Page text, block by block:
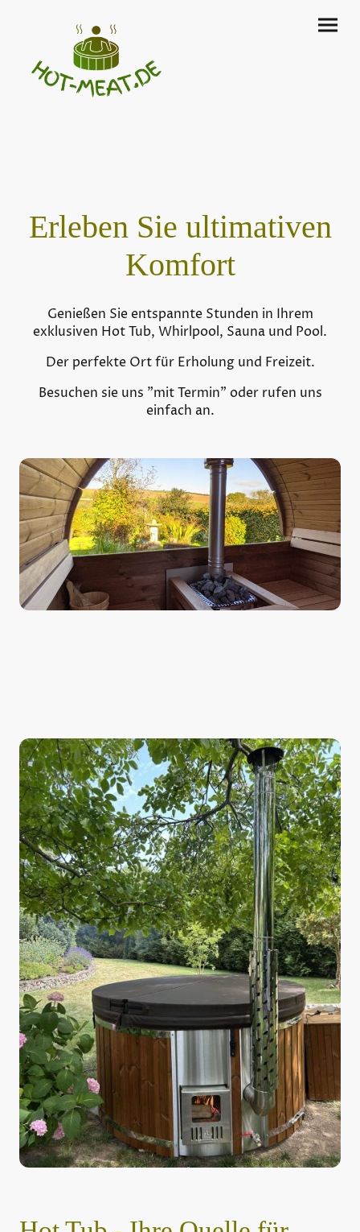
Erleben Sie ultimativen
Komfort
Genießen Sie entspannte Stunden in Ihrem
exklusiven Hot Tub, Whirlpool, Sauna und Pool.
Der perfekte Ort für Erholung und Freizeit.
Besuchen sie uns "mit Termin" oder rufen uns
einfach an.